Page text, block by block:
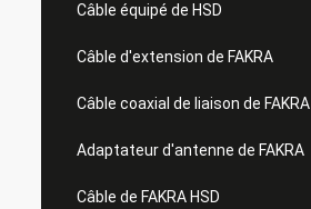
Câble équipé de HSD
Câble d'extension de FAKRA
Câble coaxial de liaison de FAKRA
Adaptateur d'antenne de FAKRA
Câble de FAKRA HSD